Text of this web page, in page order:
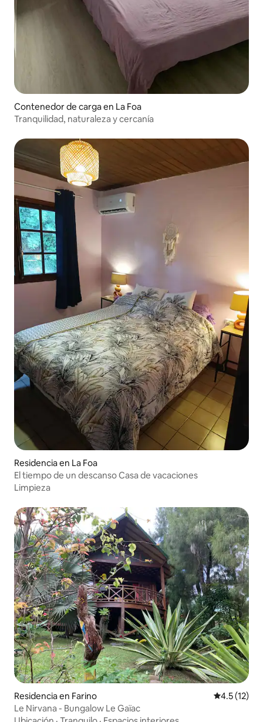
Contenedor de carga en La Foa
Tranquilidad, naturaleza y cercanía
Residencia en La Foa
El tiempo de un descanso Casa de vacaciones
Limpieza
Residencia en Farino Calificación
4.5 (12)
Le Nirvana - Bungalow Le Gaïac